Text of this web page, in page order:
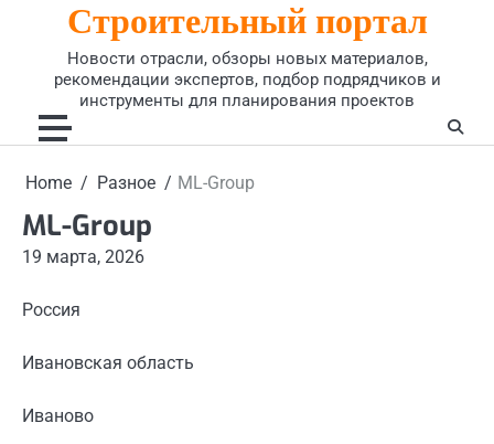
Строительный портал
Новости отрасли, обзоры новых материалов,
рекомендации экспертов, подбор подрядчиков и
инструменты для планирования проектов
Home Разное ML-Group
ML-Group
19 марта, 2026
Россия
Ивановская область
Иваново